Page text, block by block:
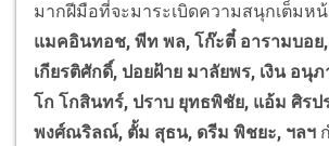
มากฝีมือที่จะมาระเบิดความสนุกเต็มห
แมคอินทอช, พีท พล, โก๊ะตี๋ อารามบอย,
เกียรติศักดิ์, ปอยฝ้าย มาลัยพร, เงิน อนุ
โก โกสินทร์, ปราบ ยุทธพิชัย, แอ้ม ศิรป
พงศ์ณริลณ์, ตั้ม สุธน, ดรีม พิชยะ, ฯลฯ